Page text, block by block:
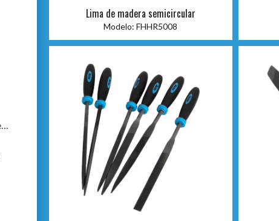
Conjunto de herramientas de mano
Lima de madera semicircular
Modelo: FHHR5008